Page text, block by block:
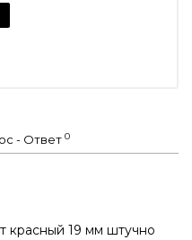
- Ответ 0
красный 19 мм штучно